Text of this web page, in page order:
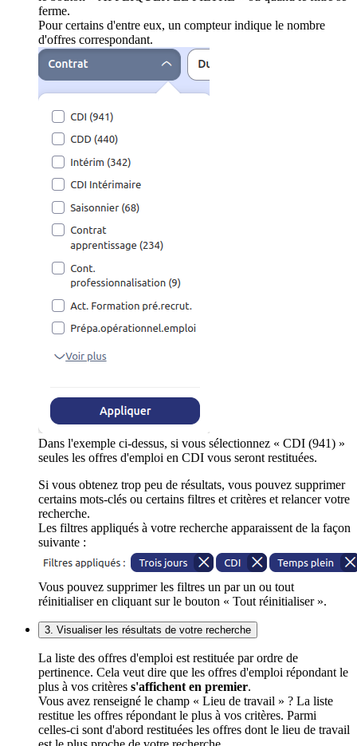
ferme.
Pour certains d'entre eux, un compteur indique le nombre
d'offres correspondant.
Dans l'exemple ci-dessus, si vous sélectionnez « CDI (941) »
seules les offres d'emploi en CDI vous seront restituées.
Si vous obtenez trop peu de résultats, vous pouvez supprimer
certains mots-clés ou certains filtres et critères et relancer votre
recherche.
Les filtres appliqués à votre recherche apparaissent de la façon
suivante :
Vous pouvez supprimer les filtres un par un ou tout
réinitialiser en cliquant sur le bouton « Tout réinitialiser ».
3. Visualiser les résultats de votre recherche
La liste des offres d'emploi est restituée par ordre de
pertinence. Cela veut dire que les offres d'emploi répondant le
plus à vos critères s'affichent en premier.
Vous avez renseigné le champ « Lieu de travail » ? La liste
restitue les offres répondant le plus à vos critères. Parmi
celles-ci sont d'abord restituées les offres dont le lieu de travail